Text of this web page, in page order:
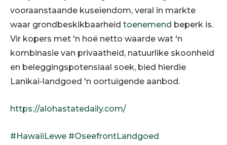
vooraanstaande kuseiendom, veral in markte
waar grondbeskikbaarheid toenemend beperk is.
Vir kopers met 'n hoë netto waarde wat 'n
kombinasie van privaatheid, natuurlike skoonheid
en beleggingspotensiaal soek, bied hierdie
Lanikai-landgoed 'n oortuigende aanbod.
https://alohastatedaily.com/
#HawaiiLewe #OseefrontLandgoed